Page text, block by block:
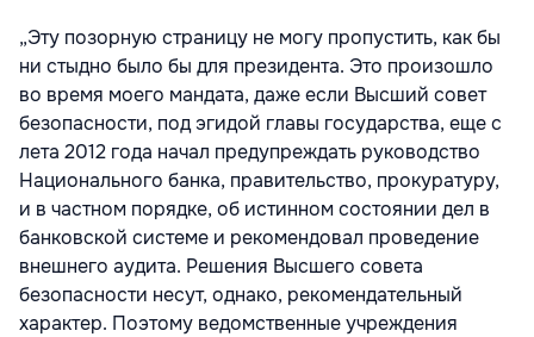
„Эту позорную страницу не могу пропустить, как бы
ни стыдно было бы для президента. Это произошло
во время моего мандата, даже если Высший совет
безопасности, под эгидой главы государства, еще с
лета 2012 года начал предупреждать руководство
Национального банка, правительство, прокуратуру,
и в частном порядке, об истинном состоянии дел в
банковской системе и рекомендовал проведение
внешнего аудита. Решения Высшего совета
безопасности несут, однако, рекомендательный
характер. Поэтому ведомственные учреждения